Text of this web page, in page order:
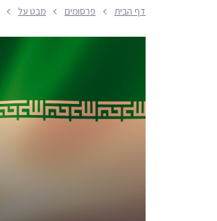
דף הבית פרסומים מבט על